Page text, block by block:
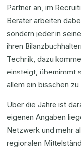
Partner an, im
Berater arbeiten
sondern jeder in
ihren
Technik, dazu
einsteigt, übernimmt
allem ein bisschen zu
Über die Jahre ist
eigenen Angaben
Netzwerk und mehr
regionalen